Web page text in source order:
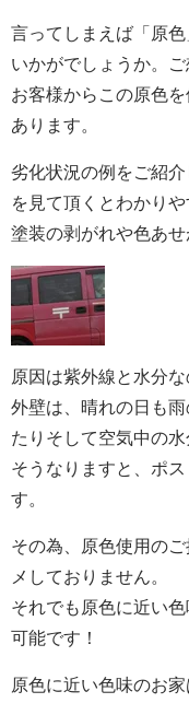
言ってしまえば「原色
いかがでしょうか。
お客様からこの原色
あります。
劣化状況の例をご紹
を見て頂くとわかりや
塗装の剥がれや色あ
原因は紫外線と水分な
外壁は、晴れの日も
たりそして空気中の水
そうなりますと、ポ
す。
その為、原色使用の
メしておりません。
それでも原色に近い
可能です！
原色に近い色味のお家